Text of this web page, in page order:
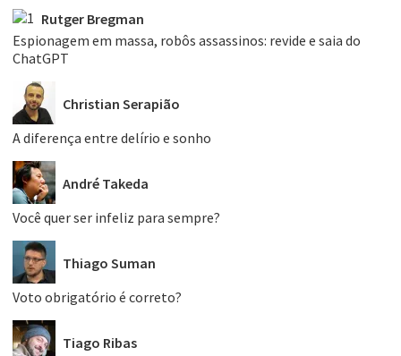
Rutger Bregman
Espionagem em massa, robôs assassinos: revide e saia do
ChatGPT
Christian Serapião
A diferença entre delírio e sonho
André Takeda
Você quer ser infeliz para sempre?
Thiago Suman
Voto obrigatório é correto?
Tiago Ribas